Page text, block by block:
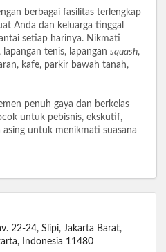
berbagai fasilitas terlengkap
Anda dan keluarga tinggal
setiap harinya. Nikmati
tenis, lapangan squash,
kafe, parkir bawah tanah,
penuh gaya dan berkelas
untuk pebisnis, ekskutif,
untuk menikmati suasana
22-24, Slipi, Jakarta Barat,
Indonesia 11480